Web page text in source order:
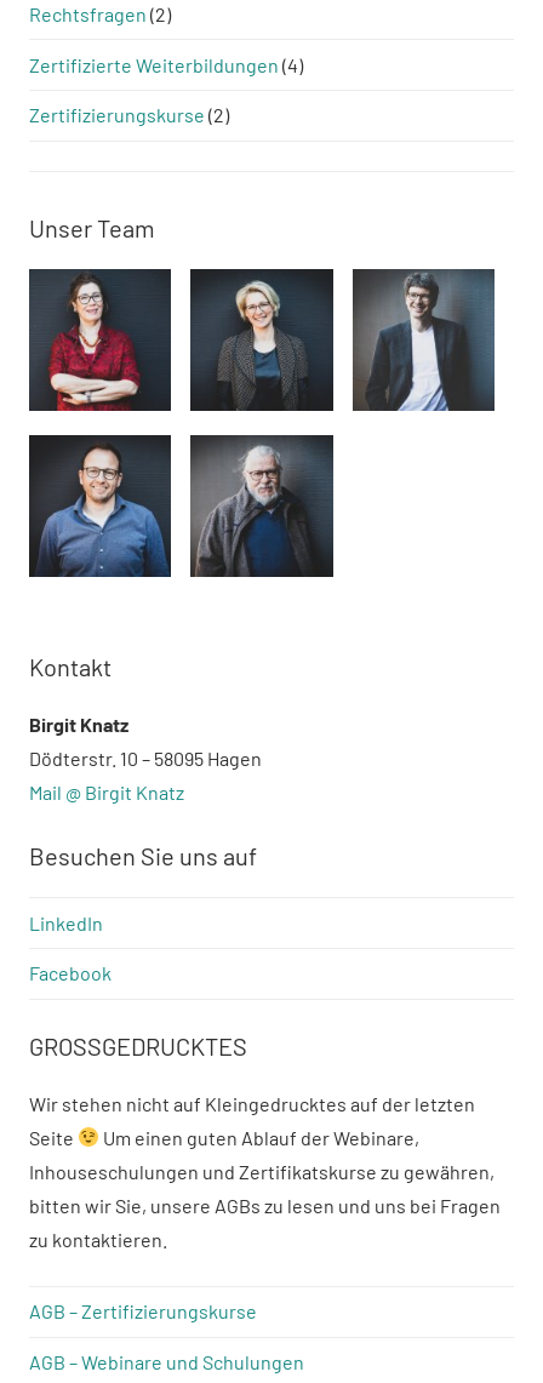
Rechtsfragen (2)
Zertifizierte Weiterbildungen (4)
Zertifizierungskurse (2)
Unser Team
Kontakt
Birgit Knatz
Dödterstr. 10 – 58095 Hagen
Mail @ Birgit Knatz
Besuchen Sie uns auf
LinkedIn
Facebook
GROSSGEDRUCKTES
Wir stehen nicht auf Kleingedrucktes auf der letzten
Seite
Um einen guten Ablauf der Webinare,
Inhouseschulungen und Zertifikatskurse zu gewähren,
bitten wir Sie, unsere AGBs zu lesen und uns bei Fragen
zu kontaktieren.
AGB – Zertifizierungskurse
AGB – Webinare und Schulungen